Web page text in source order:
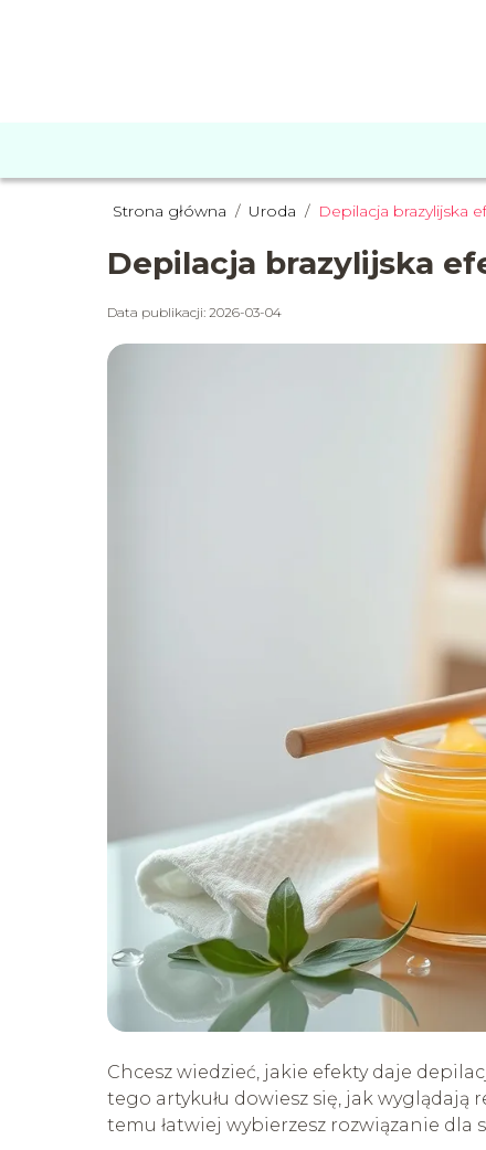
Strona główna / Uroda / Depilacja brazylijska
Depilacja brazylijska
Data publikacji: 2026-03-04
Chcesz wiedzieć, jakie efekty daje
tego artykułu dowiesz się, jak wyglądają
temu łatwiej wybierzesz rozwiązanie dla